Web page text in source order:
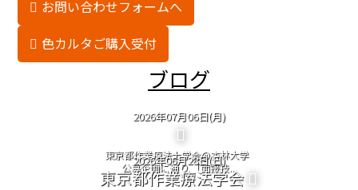
お問い合わせフォームへ
色カルタご購入受付
ブログ
2026年07月06日(月)
東京都作業療法士学会@杏林大学
公募企画に通り 「面接技...
2026年06月28日(日)
東京都作業療法学会